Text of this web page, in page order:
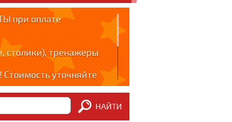
при оплате
столики), тренажеры
Стоимость уточняйте
t.me/zabota16 ;
магазин
НАЙТИ